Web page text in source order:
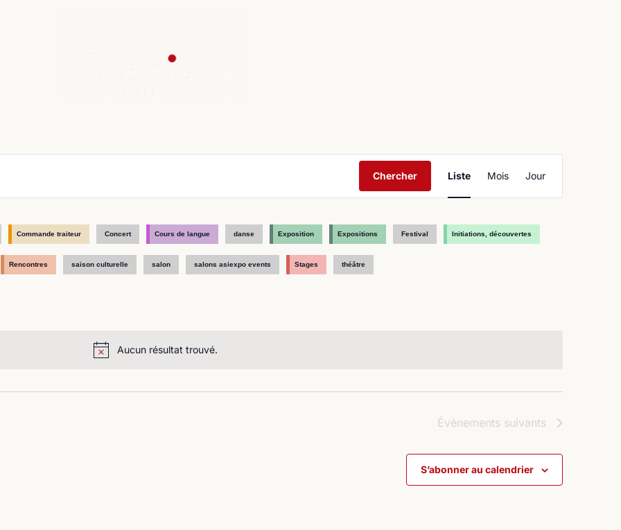
Aucun résultat trouvé.
Chercher
de
Évènement
Liste Mois Jour
Commande traiteur Concert Cours de langue danse Exposition Expositions Festival Initiations, découvertes
Rencontres saison culturelle salon salons asiexpo events Stages théâtre
Évènements suivants
S’abonner au calendrier